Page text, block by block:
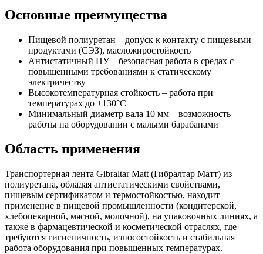
Основные преимущества
Пищевой полиуретан – допуск к контакту с пищевыми
продуктами (СЭЗ), масложиростойкость
Антистатичный ПУ – безопасная работа в средах с
повышенными требованиями к статическому
электричеству
Высокотемпературная стойкость – работа при
температурах до +130°C
Минимальный диаметр вала 10 мм – возможность
работы на оборудовании с малыми барабанами
Область применения
Транспортерная лента Gibraltar Matt (Гибралтар Матт) из
полиуретана, обладая антистатическими свойствами,
пищевым сертификатом и термостойкостью, находит
применение в пищевой промышленности (кондитерской,
хлебопекарной, мясной, молочной), на упаковочных линиях, а
также в фармацевтической и косметической отраслях, где
требуются гигиеничность, износостойкость и стабильная
работа оборудования при повышенных температурах.